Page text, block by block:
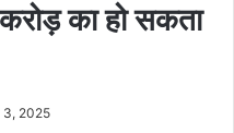
का हो सकता
3, 2025